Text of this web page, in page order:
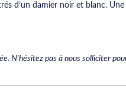
d’un damier noir et blanc.
N'hésitez pas à nous solliciter